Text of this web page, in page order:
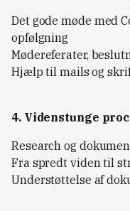
Det gode møde med
opfølgning
Mødereferater,
Hjælp til mails og
4. Videnstunge
Research og
Fra spredt viden til
Understøttelse af